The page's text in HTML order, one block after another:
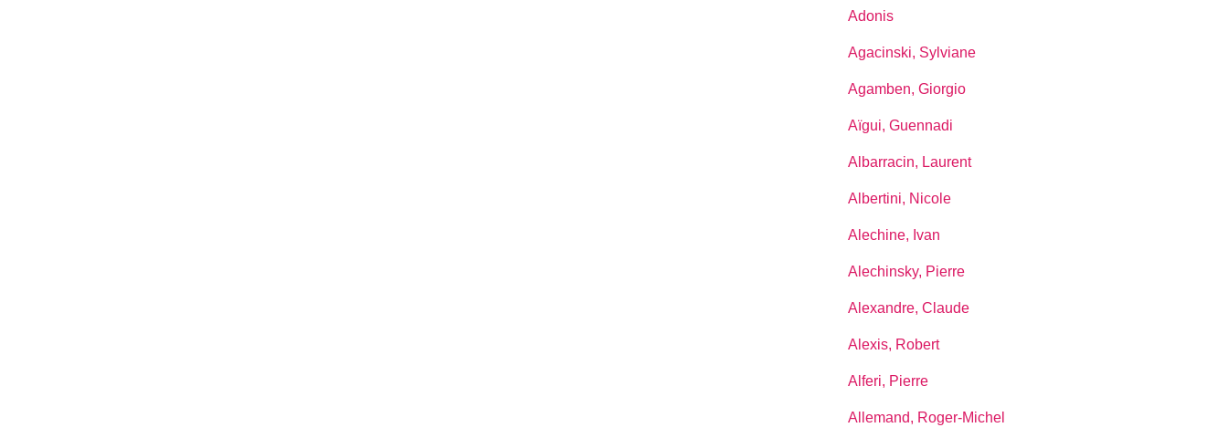
Adonis
Agacinski, Sylviane
Agamben, Giorgio
Aïgui, Guennadi
Albarracin, Laurent
Albertini, Nicole
Alechine, Ivan
Alechinsky, Pierre
Alexandre, Claude
Alexis, Robert
Alferi, Pierre
Allemand, Roger-Michel